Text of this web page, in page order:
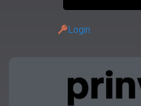
Login